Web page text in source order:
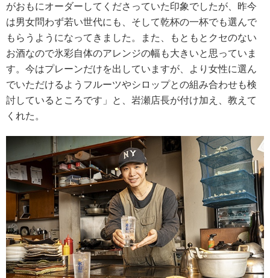
がおもにオーダーしてくださっていた印象でしたが、昨今
は男女問わず若い世代にも、そして乾杯の一杯でも選んで
もらうようになってきました。また、もともとクセのない
お酒なので氷彩自体のアレンジの幅も大きいと思っていま
す。今はプレーンだけを出していますが、より女性に選ん
でいただけるようフルーツやシロップとの組み合わせも検
討しているところです」と、岩瀬店長が付け加え、教えて
くれた。